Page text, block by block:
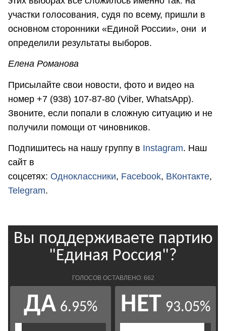
участки голосования, судя по всему, пришли в
основном сторонники «Единой России», они и
определили результаты выборов.
Елена Романова
Присылайте свои новости, фото и видео на
номер +7 (938) 107-87-80 (Viber, WhatsApp).
Звоните, если попали в сложную ситуацию и не
получили помощи от чиновников.
Подпишитесь на нашу группу в Instagram. Наш
сайт в
соцсетях: Одноклассники, Facebook, ВКонтакте,
Telegram.